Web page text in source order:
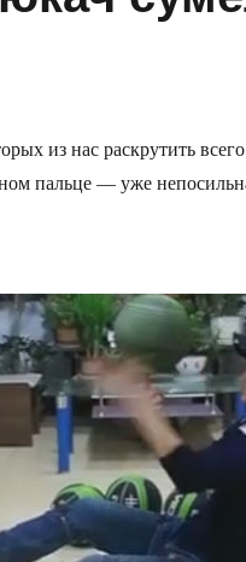
из нас раскрутить
пальце — уже